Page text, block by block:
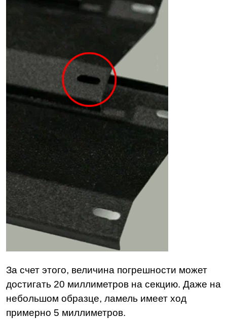
За счет этого, величина погрешности может
достигать 20 миллиметров на секцию. Даже на
небольшом образце, ламель имеет ход
примерно 5 миллиметров.